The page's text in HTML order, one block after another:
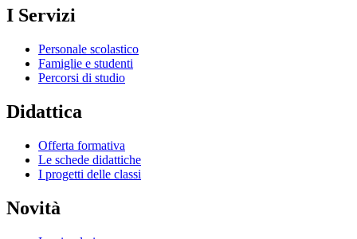
I Servizi
Personale scolastico
Famiglie e studenti
Percorsi di studio
Didattica
Offerta formativa
Le schede didattiche
I progetti delle classi
Novità